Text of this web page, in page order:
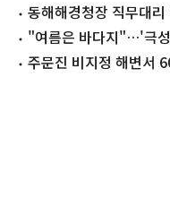
대 구조
동해해경청장 직무대
현장 점검
"여름은 바다지"…'극
덩'(종합)
주문진 비지정 해변서